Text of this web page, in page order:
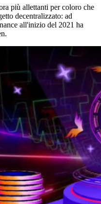
più allettanti per coloro che
decentralizzato: ad
all'inizio del 2021 ha